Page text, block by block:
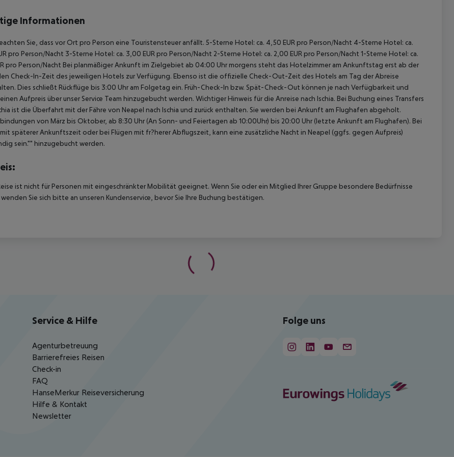
Informationen
Sie, dass vor Ort pro Person eine Touristensteuer anfällt. 5-Sterne Hotel: ca. 4,50 EUR pro Person/Nacht 4-Sterne Hotel: ca.
pro Person/Nacht 3-Sterne Hotel: ca. 3,00 EUR pro Person/Nacht 2-Sterne Hotel: ca. 2,00 EUR pro Person/Nacht 1-Sterne Hotel: ca.
pro Person/Nacht Bei planmäßiger Ankunft im Zielgebiet ab 04:00 Uhr morgens steht das Hotelzimmer am Ankunftstag erst ab der
Check-In-Zeit des jeweiligen Hotels zur Verfügung. Ebenso ist die offizielle Check-Out-Zeit des Hotels am Tag der Abreise
Dies schließt Rückflüge bis 3:00 Uhr am Folgetag ein. Früh-Check-In bzw. Spät-Check-Out können je nach Verfügbarkeit und
Aufpreis über unser Service Team hinzugebucht werden. Wichtiger Hinweis für die Anreise nach Ischia. Bei Buchung eines Transfers
ist die Überfahrt mit der Fähre von Neapel nach Ischia und zurück enthalten. Sie werden bei Ankunft am Flughafen abgeholt.
von März bis Oktober, ab 8:30 Uhr (An Sonn- und Feiertagen ab 10:00Uhr) bis 20:00 Uhr (letzte Ankunft am Flughafen). Bei
späterer Ankunftszeit oder bei Flügen mit fr?herer Abflugszeit, kann eine zusätzliche Nacht in Neapel (ggfs. gegen Aufpreis)
sein."" hinzugebucht werden.
ist nicht für Personen mit eingeschränkter Mobilität geeignet. Wenn Sie oder ein Mitglied Ihrer Gruppe besondere Bedürfnisse
Sie sich bitte an unseren Kundenservice, bevor Sie Ihre Buchung bestätigen.
Service & Hilfe
Agenturbetreuung
Barrierefreies Reisen
Check-in
FAQ
HanseMerkur Reiseversicherung
Hilfe & Kontakt
Newsletter
Folge uns